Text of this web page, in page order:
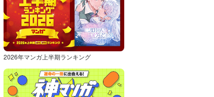
2026年マンガ上半期ランキング